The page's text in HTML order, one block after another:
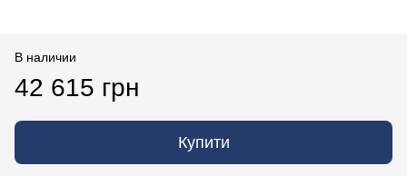
В наличии
42 615 грн
Купити